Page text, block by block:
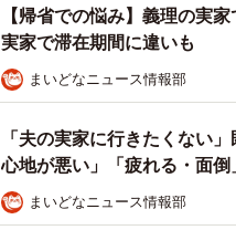
【帰省での悩み】義理の実
実家で滞在期間に違いも
まいどなニュース情報部
「夫の実家に行きたくない
心地が悪い」「疲れる・面倒
まいどなニュース情報部